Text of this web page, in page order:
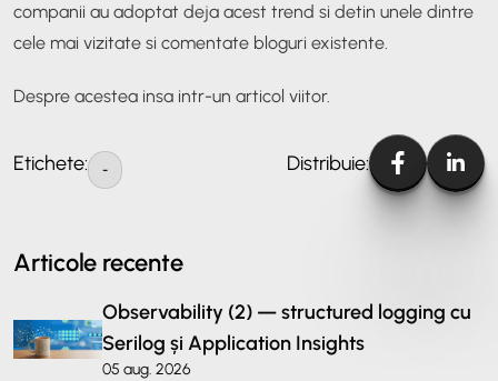
companii au adoptat deja acest trend si detin unele dintre
cele mai vizitate si comentate bloguri existente.
Despre acestea insa intr-un articol viitor.
Etichete: - Distribuie:
Articole recente
Observability (2) — structured logging cu
Serilog și Application Insights
05 aug. 2026